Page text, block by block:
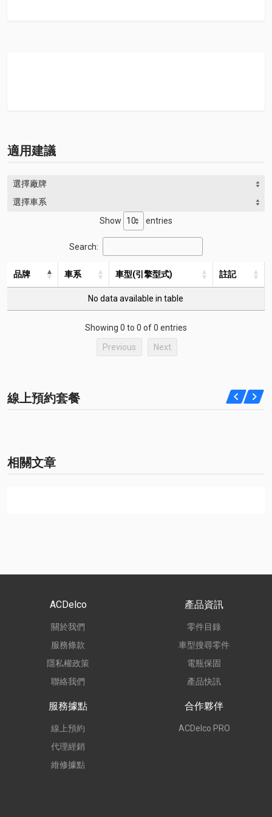
適用建議
選擇廠牌
選擇車系
Show
entries
Search:
品牌 車系 車型(引擎型式) 註記
No data available in table
Showing 0 to 0 of 0 entries
Previous Next
線上預約套餐
相關文章
ACDelco
關於我們
服務條款
隱私權政策
聯絡我們
產品資訊
零件目錄
車型搜尋零件
電瓶保固
產品快訊
服務據點
線上預約
代理經銷
維修據點
合作夥伴
ACDelco PRO